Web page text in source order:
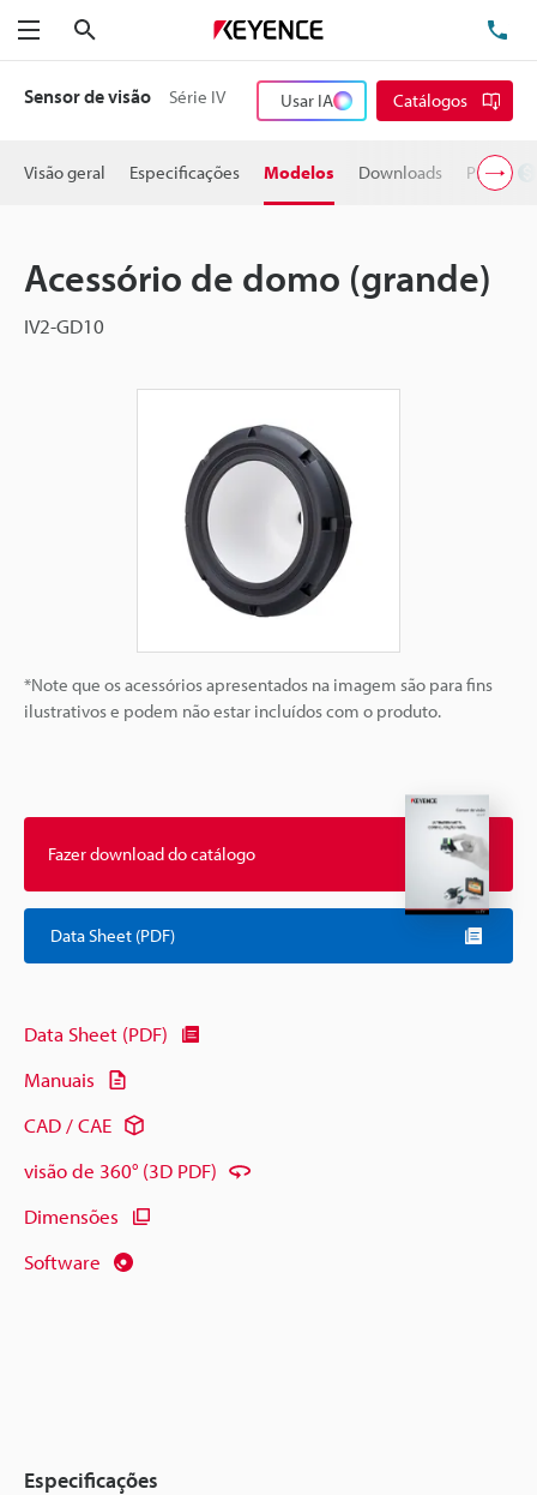
Menu
Sensor de visão Série IV Usar IA Catálogos
Visão geral Especificações Modelos Downloads Preço
Acessório de domo (grande)
IV2-GD10
*Note que os acessórios apresentados na imagem são para fins
ilustrativos e podem não estar incluídos com o produto.
Fazer download do catálogo
Data Sheet (PDF)
Data Sheet (PDF)
Manuais
CAD / CAE
visão de 360° (3D PDF)
Dimensões
Software
Especificações